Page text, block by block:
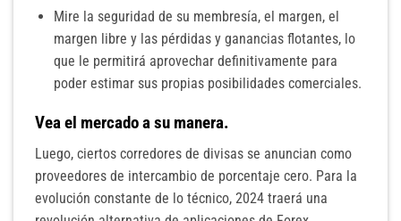
Mire la seguridad de su membresía, el margen, el
margen libre y las pérdidas y ganancias flotantes, lo
que le permitirá aprovechar definitivamente para
poder estimar sus propias posibilidades comerciales.
Vea el mercado a su manera.
Luego, ciertos corredores de divisas se anuncian como
proveedores de intercambio de porcentaje cero. Para la
evolución constante de lo técnico, 2024 traerá una